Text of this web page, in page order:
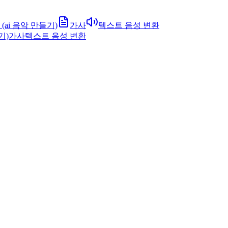
음악 만들기) 가사
텍스트 음성 변환
)가사텍스트 음성 변환